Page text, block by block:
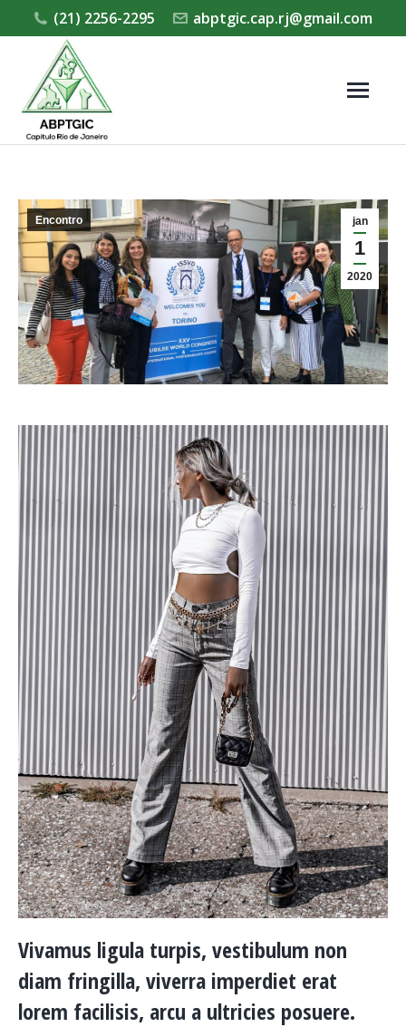
(21) 2256-2295 abptgic.cap.rj@gmail.com
jan
1
2020
Encontro
Vivamus ligula turpis, vestibulum non
diam fringilla, viverra imperdiet erat
lorem facilisis, arcu a ultricies posuere.